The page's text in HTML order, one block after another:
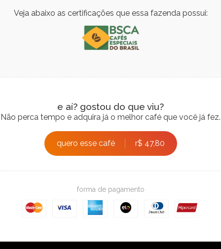
Veja abaixo as certificações que essa fazenda possui:
e aí? gostou do que viu?
Não perca tempo e adquira já o melhor café que você já fez.
quero esse café r$ 47,80
forma de pagamento